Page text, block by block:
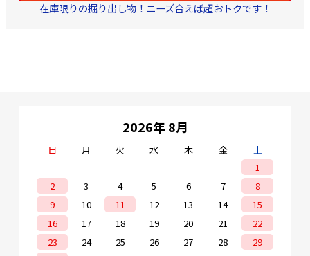
在庫限りの掘り出し物！ニーズ合えば超おトクです！
2026年 8月
日 月 火 水 木 金
土
1
2
3 4 5 6 7
8
9
10 11 12 13 14
15
16
17 18 19 20 21
22
23
24 25 26 27 28
29